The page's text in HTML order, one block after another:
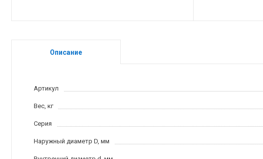
Описание
Артикул
Вес, кг
Серия
Наружный диаметр D, мм